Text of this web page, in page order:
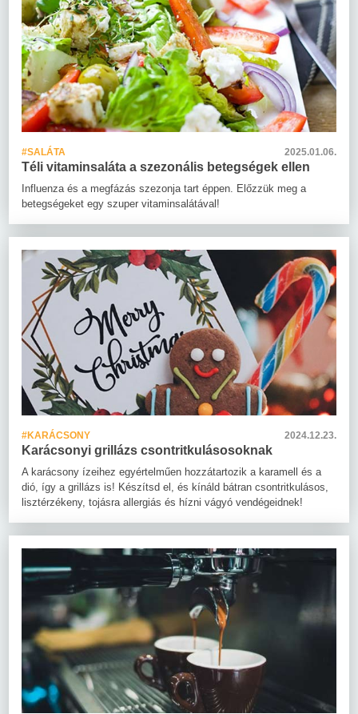
#SALÁTA 2025.01.06.
Téli vitaminsaláta a szezonális betegségek ellen
Influenza és a megfázás szezonja tart éppen. Előzzük meg a
betegségeket egy szuper vitaminsalátával!
#KARÁCSONY 2024.12.23.
Karácsonyi grillázs csontritkulásosoknak
A karácsony ízeihez egyértelműen hozzátartozik a karamell és a
dió, így a grillázs is! Készítsd el, és kínáld bátran csontritkulásos,
lisztérzékeny, tojásra allergiás és hízni vágyó vendégeidnek!